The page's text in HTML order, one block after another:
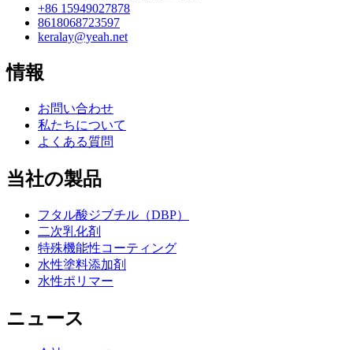
+86 15949027878
8618068723597
keralay@yeah.net
情報
お問い合わせ
私たちについて
よくある質問
当社の製品
フタル酸ジブチル（DBP）
二次乳化剤
特殊機能性コーティング
水性塗料添加剤
水性ポリマー
ニュース